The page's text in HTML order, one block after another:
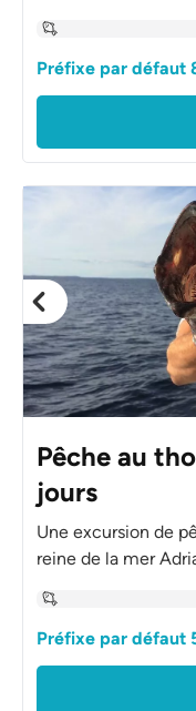
Préfixe par défaut
Pêche au
jours
Une excursion de
reine de la mer
Préfixe par défaut